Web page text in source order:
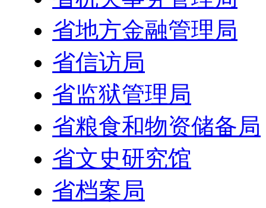
省地方金融管理局
省信访局
省监狱管理局
省粮食和物资储备局
省文史研究馆
省档案局